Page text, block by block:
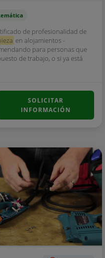
de profesionalidad de
en alojamientos -
para personas que
de trabajo, o si ya está
SOLICITAR
INFORMACIÓN